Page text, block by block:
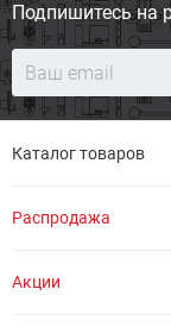
Подпишитесь на
Каталог товаров
Распродажа
Акции